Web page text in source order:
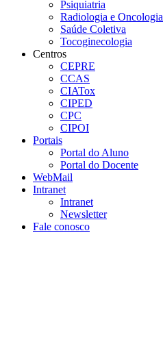
Psiquiatria
Radiologia e Oncologia
Saúde Coletiva
Tocoginecologia
Centros
CEPRE
CCAS
CIATox
CIPED
CPC
CIPOI
Portais
Portal do Aluno
Portal do Docente
WebMail
Intranet
Intranet
Newsletter
Fale conosco